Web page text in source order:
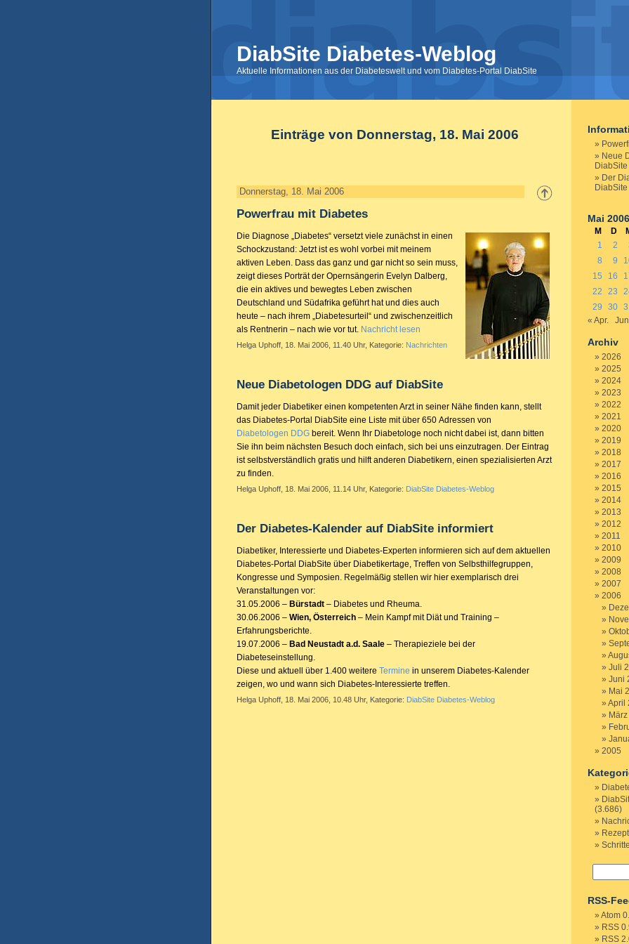
DiabSite Diabetes-Weblog
Aktuelle Informationen aus der Diabeteswelt und vom Diabetes-Portal DiabSite
Einträge von Donnerstag, 18. Mai 2006
Donnerstag, 18. Mai 2006
Powerfrau mit Diabetes
Die Diagnose „Diabetes“ versetzt viele zunächst in einen
Schockzustand: Jetzt ist es wohl vorbei mit meinem
aktiven Leben. Dass das ganz und gar nicht so sein muss,
zeigt dieses Porträt der Opernsängerin Evelyn Dalberg,
die ein aktives und bewegtes Leben zwischen
Deutschland und Südafrika geführt hat und dies auch
heute – nach ihrem „Diabetesurteil“ und zwischenzeitlich
als Rentnerin – nach wie vor tut. Nachricht lesen
Helga Uphoff, 18. Mai 2006, 11.40 Uhr, Kategorie: Nachrichten
Neue Diabetologen DDG auf DiabSite
Damit jeder Diabetiker einen kompetenten Arzt in seiner Nähe finden kann, stellt
das Diabetes-Portal DiabSite eine Liste mit über 650 Adressen von
Diabetologen DDG bereit. Wenn Ihr Diabetologe noch nicht dabei ist, dann bitten
Sie ihn beim nächsten Besuch doch einfach, sich bei uns einzutragen. Der Eintrag
ist selbstverständlich gratis und hilft anderen Diabetikern, einen spezialisierten Arzt
zu finden.
Helga Uphoff, 18. Mai 2006, 11.14 Uhr, Kategorie: DiabSite Diabetes-Weblog
Der Diabetes-Kalender auf DiabSite informiert
Diabetiker, Interessierte und Diabetes-Experten informieren sich auf dem aktuellen
Diabetes-Portal DiabSite über Diabetikertage, Treffen von Selbsthilfegruppen,
Kongresse und Symposien. Regelmäßig stellen wir hier exemplarisch drei
Veranstaltungen vor:
31.05.2006 – Bürstadt – Diabetes und Rheuma.
30.06.2006 – Wien, Österreich – Mein Kampf mit Diät und Training –
Erfahrungsberichte.
19.07.2006 – Bad Neustadt a.d. Saale – Therapieziele bei der
Diabeteseinstellung.
Diese und aktuell über 1.400 weitere Termine in unserem Diabetes-Kalender
zeigen, wo und wann sich Diabetes-Interessierte treffen.
Helga Uphoff, 18. Mai 2006, 10.48 Uhr, Kategorie: DiabSite Diabetes-Weblog
Neue
DiabSite
Der
Mai 2006
M D
1
2
8
9
15
16
22
23
29
30
« Apr.
Archiv
2026
2025
2024
2023
2022
2021
2020
2019
2018
2017
2016
2015
2014
2013
2012
2011
2010
2009
2008
2007
2006
Juli
Juni
Mai
April
2005
(3.686)
RSS-
Atom
RSS
RSS